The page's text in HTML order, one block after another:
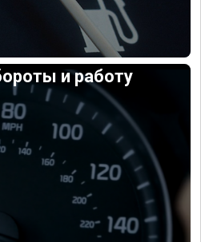
и работу